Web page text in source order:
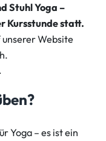
Stuhl Yoga –
Kursstunde statt.
Website
Yoga – es ist ein